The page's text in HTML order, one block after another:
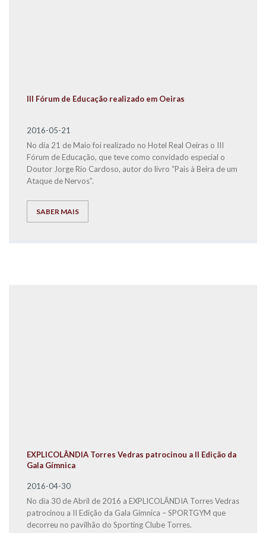
III Fórum de Educação realizado em Oeiras
2016-05-21
No dia 21 de Maio foi realizado no Hotel Real Oeiras o III
Fórum de Educação, que teve como convidado especial o
Doutor Jorge Rio Cardoso, autor do livro “Pais à Beira de um
Ataque de Nervos”.
SABER MAIS
EXPLICOLÂNDIA Torres Vedras patrocinou a II Edição da
Gala Gímnica
2016-04-30
No dia 30 de Abril de 2016 a EXPLICOLÂNDIA Torres Vedras
patrocinou a II Edição da Gala Gímnica – SPORTGYM que
decorreu no pavilhão do Sporting Clube Torres.